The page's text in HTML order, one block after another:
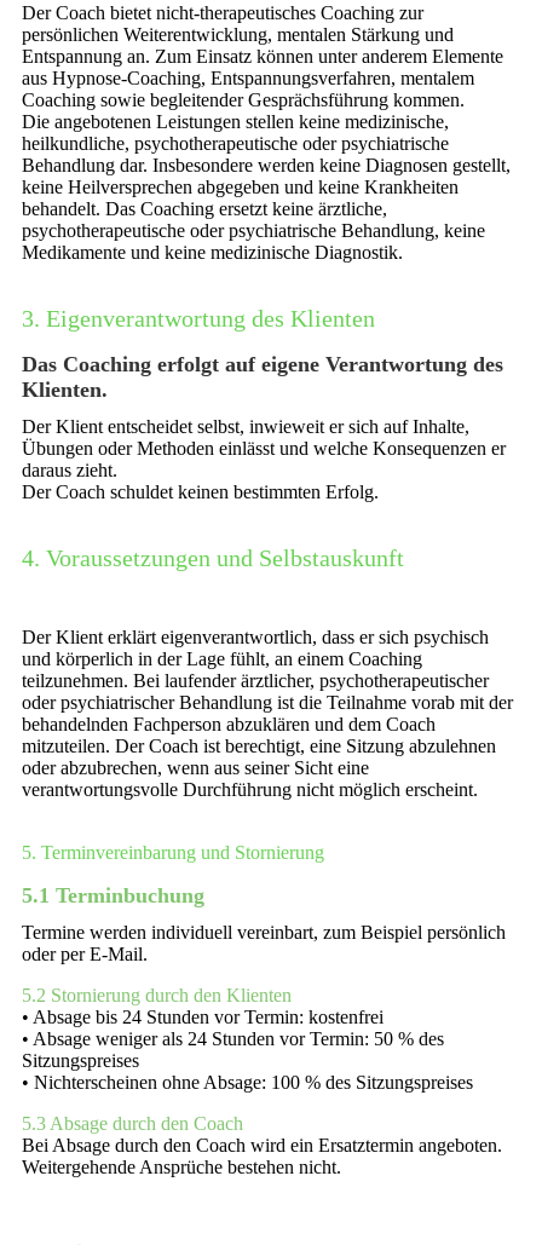
Der Coach bietet nicht-therapeutisches Coaching zur
persönlichen Weiterentwicklung, mentalen Stärkung und
Entspannung an. Zum Einsatz können unter anderem Elemente
aus Hypnose-Coaching, Entspannungsverfahren, mentalem
Coaching sowie begleitender Gesprächsführung kommen.
Die angebotenen Leistungen stellen keine medizinische,
heilkundliche, psychotherapeutische oder psychiatrische
Behandlung dar. Insbesondere werden keine Diagnosen gestellt,
keine Heilversprechen abgegeben und keine Krankheiten
behandelt. Das Coaching ersetzt keine ärztliche,
psychotherapeutische oder psychiatrische Behandlung, keine
Medikamente und keine medizinische Diagnostik.
3. Eigenverantwortung des Klienten
Das Coaching erfolgt auf eigene Verantwortung des
Klienten.
Der Klient entscheidet selbst, inwieweit er sich auf Inhalte,
Übungen oder Methoden einlässt und welche Konsequenzen er
daraus zieht.
Der Coach schuldet keinen bestimmten Erfolg.
4. Voraussetzungen und Selbstauskunft
Der Klient erklärt eigenverantwortlich, dass er sich psychisch
und körperlich in der Lage fühlt, an einem Coaching
teilzunehmen. Bei laufender ärztlicher, psychotherapeutischer
oder psychiatrischer Behandlung ist die Teilnahme vorab mit der
behandelnden Fachperson abzuklären und dem Coach
mitzuteilen. Der Coach ist berechtigt, eine Sitzung abzulehnen
oder abzubrechen, wenn aus seiner Sicht eine
verantwortungsvolle Durchführung nicht möglich erscheint.
5. Terminvereinbarung und Stornierung
5.1 Terminbuchung
Termine werden individuell vereinbart, zum Beispiel persönlich
oder per E-Mail.
5.2 Stornierung durch den Klienten
• Absage bis 24 Stunden vor Termin: kostenfrei
• Absage weniger als 24 Stunden vor Termin: 50 % des
Sitzungspreises
• Nichterscheinen ohne Absage: 100 % des Sitzungspreises
5.3 Absage durch den Coach
Bei Absage durch den Coach wird ein Ersatztermin angeboten.
Weitergehende Ansprüche bestehen nicht.